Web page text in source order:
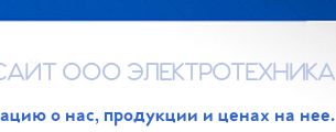
ООО ЭЛЕКТРОТЕХНИКА
о нас, продукции и ценах на нее.